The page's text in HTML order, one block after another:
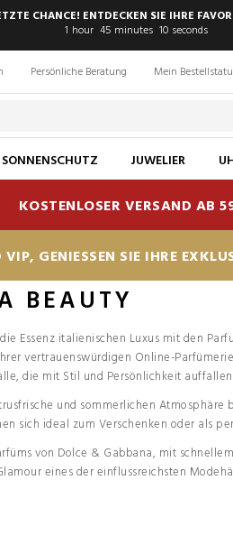
CHANCE! ENTDECKEN SIE IHRE
1 hour 45 minutes 9 seconds
Persönliche Beratung Mein
SONNENSCHUTZ JUWELIER
KOSTENLOSER VERSAND AB
VIP, GENIESSEN SIE IHRE
BEAUTY
Essenz italienischen Luxus mit den
vertrauenswürdigen Online-
die mit Stil und Persönlichkeit
und sommerlichen
sich ideal zum Verschenken oder als
von Dolce & Gabbana, mit
eines der einflussreichsten